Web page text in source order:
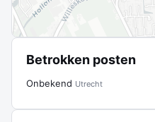
Betrokken posten
Onbekend Utrecht